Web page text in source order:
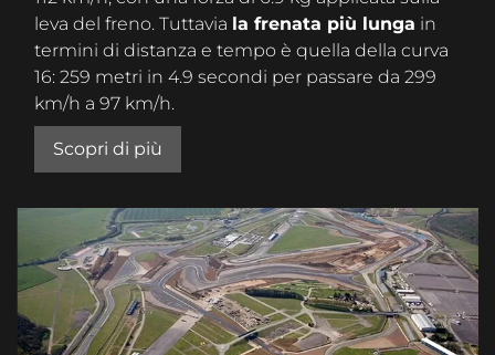
leva del freno. Tuttavia la frenata più lunga in
termini di distanza e tempo è quella della curva
16: 259 metri in 4.9 secondi per passare da 299
km/h a 97 km/h.
Scopri di più